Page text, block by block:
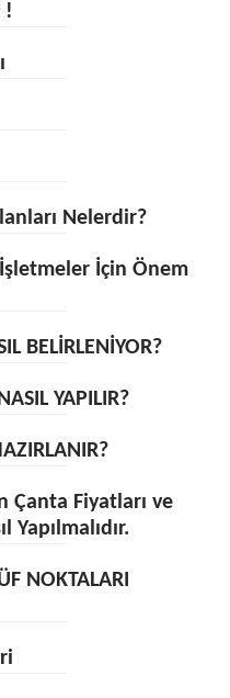
!
Nelerdir?
İçin Önem
BELİRLENİYOR?
YAPILIR?
Çanta Fiyatları ve
Yapılmalıdır.
NOKTALARI